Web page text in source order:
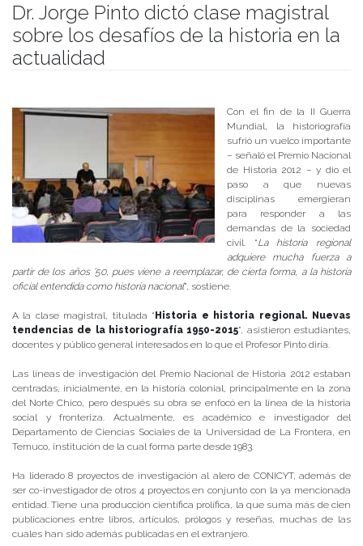
Dr. Jorge Pinto dictó clase magistral
sobre los desafíos de la historia en la
actualidad
Con el fin de la II Guerra
Mundial, la historiografía
sufrió un vuelco importante
– señaló el Premio Nacional
de Historia 2012 – y dio el
paso a que nuevas
disciplinas emergieran
para responder a las
demandas de la sociedad
civil. “La historia regional
adquiere mucha fuerza a
partir de los años ’50, pues viene a reemplazar, de cierta forma, a la historia
oficial entendida como historia nacional”, sostiene.
A la clase magistral, titulada “ Historia e historia regional. Nuevas
tendencias de la historiografía 1950-2015”, asistieron estudiantes,
docentes y público general interesados en lo que el Profesor Pinto diría.
Las líneas de investigación del Premio Nacional de Historia 2012 estaban
centradas, inicialmente, en la historia colonial, principalmente en la zona
del Norte Chico, pero después su obra se enfocó en la línea de la historia
social y fronteriza. Actualmente, es académico e investigador del
Departamento de Ciencias Sociales de la Universidad de La Frontera, en
Temuco, institución de la cual forma parte desde 1983.
Ha liderado 8 proyectos de investigación al alero de CONICYT, además de
ser co-investigador de otros 4 proyectos en conjunto con la ya mencionada
entidad. Tiene una producción científica prolífica, la que suma más de cien
publicaciones entre libros, artículos, prólogos y reseñas, muchas de las
cuales han sido además publicadas en el extranjero.